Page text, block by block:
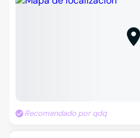
Recomendado por qdq